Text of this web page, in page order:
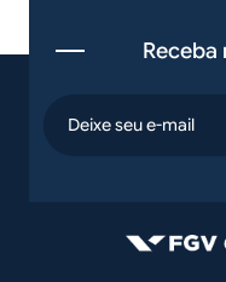
Receba
email